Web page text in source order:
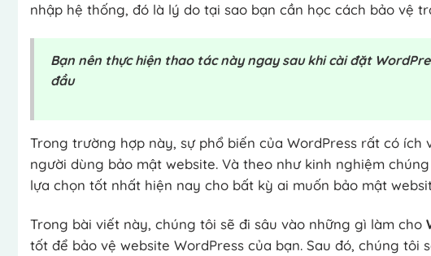
nhập hệ thống, đó là lý do tại sao bạn cần học cách bảo vệ
Bạn nên thực hiện thao tác này ngay sau khi cài đặt
đầu
Trong trường hợp này, sự phổ biến của WordPress rất có
người dùng bảo mật website. Và theo như kinh nghiệm
lựa chọn tốt nhất hiện nay cho bất kỳ ai muốn bảo mật
Trong bài viết này, chúng tôi sẽ đi sâu vào những gì làm cho
tốt để bảo vệ website WordPress của bạn. Sau đó, chúng